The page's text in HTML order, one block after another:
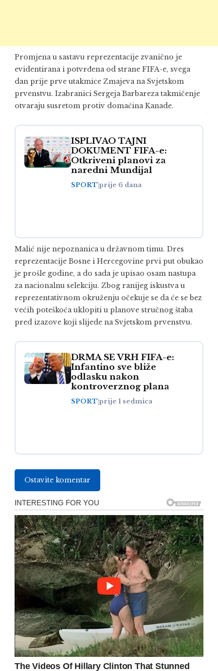
Promjena u sastavu reprezentacije zvanično je
evidentirana i potvrđena od strane FIFA-e, svega
dan prije prve utakmice Zmajeva na Svjetskom
prvenstvu. Izabranici Sergeja Barbareza takmičenje
otvaraju susretom protiv domaćina Kanade.
ISPLIVAO TAJNI
DOKUMENT FIFA-e:
Otkriveni planovi za
naredni Mundijal
SPORT prije 6 dana
Malić nije nepoznanica u državnom timu. Dres
reprezentacije Bosne i Hercegovine prvi put obukao
je prošle godine, a do sada je upisao osam nastupa
za nacionalnu selekciju. Zbog ranijeg iskustva u
reprezentativnom okruženju očekuje se da će se bez
većih poteškoća uklopiti u planove stručnog štaba
pred izazove koji slijede na Svjetskom prvenstvu.
DRMA SE VRH FIFA-e:
Infantino sve bliže
odlasku nakon
kontroverznog plana
SPORT prije 1 sedmica
Ostavite komentar